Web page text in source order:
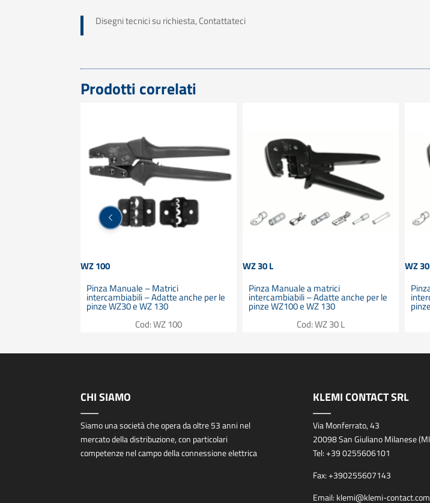
Disegni tecnici su richiesta, Contattateci
Prodotti correlati
WZ 100
Pinza Manuale – Matrici
intercambiabili – Adatte anche per le
pinze WZ30 e WZ 130
Cod: WZ 100
WZ 30 L
Pinza Manuale a matrici
intercambiabili – Adatte anche per le
pinze WZ100 e WZ 130
Cod: WZ 30 L
WZ 30
CHI SIAMO
Siamo una società che opera da oltre 53 anni nel
mercato della distribuzione, con particolari
competenze nel campo della connessione elettrica
KLEMI CONTACT SRL
Via Monferrato, 43
20098 San Giuliano Milanese
Tel:+39 0255606101
Fax:+390255607143
Email: klemi@klemi-contact.com